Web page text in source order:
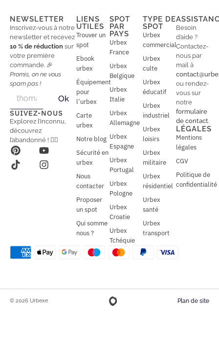
NEWSLETTER
Inscrivez-vous à notre
newsletter et recevez
10 % de réduction sur
votre première
commande. 🎉
Promis, on ne vous
spam pas !
a
i
l
a
i
l
*
Ok
SUIVEZ-NOUS
Explorez l’inconnu,
découvrez
l’abandonné ! 🕵️‍♂️
LIENS
UTILES
Trouver un
spot
Ebook
urbex
Équipement
pour
l’urbex
Carte
urbex
Notre blog
Sécurité en
urbex
Nous
contacter
Proposer
un spot
Qui somme
nous ?
SPOT
PAR
PAYS
Urbex
France
Urbex
Belgique
Urbex
Italie
Urbex
Allemagne
Urbex
Espagne
Urbex
Portugal
Urbex
Pologne
Urbex
Croatie
Urbex
Tchéquie
TYPE DE
SPOT
Urbex
commercial
Urbex
culte
Urbex
éducatif
Urbex
industriel
Urbex
loisirs
Urbex
militaire
Urbex
résidentiel
Urbex
santé
Urbex
transport
Besoin
d’aide ?
Contactez-
nous par
mail à
ou rendez-
vous sur
notre
formulaire
de contact.
LÉGALES
Mentions
légales
CGV
Politique de
confidentialité
© 2026 Urbexe Plan de site